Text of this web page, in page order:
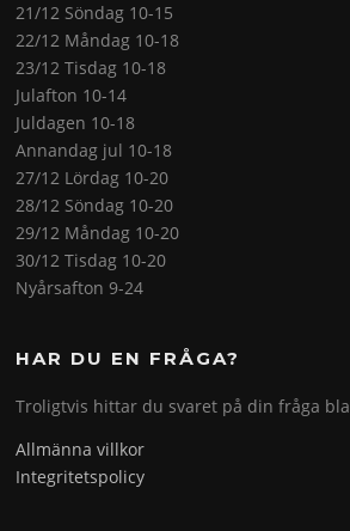
21/12 Söndag 10-15
22/12 Måndag 10-18
23/12 Tisdag 10-18
Julafton 10-14
Juldagen 10-18
Annandag jul 10-18
27/12 Lördag 10-20
28/12 Söndag 10-20
29/12 Måndag 10-20
30/12 Tisdag 10-20
Nyårsafton 9-24
HAR DU EN FRÅGA?
Troligtvis hittar du svaret på din fråga
Allmänna villkor
Integritetspolicy